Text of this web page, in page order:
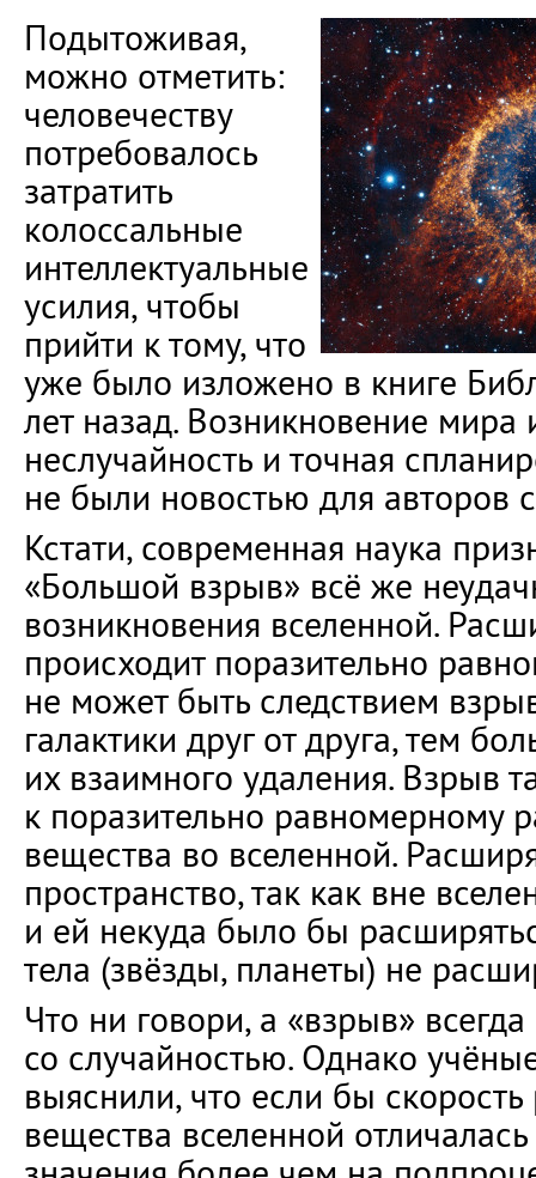
Подытоживая,
можно отметить:
человечеству
потребовалось
затратить
колоссальные
интеллектуальные
усилия, чтобы
прийти к тому, что
уже было изложено в книге
лет назад. Возникновение мира
неслучайность и точная
не были новостью для авторов
Кстати, современная наука
«Большой взрыв» всё же
возникновения вселенной.
происходит поразительно
не может быть следствием
галактики друг от друга, тем
их взаимного удаления. Взрыв
к поразительно равномерному
вещества во вселенной.
пространство, так как вне
и ей некуда было бы
тела (звёзды, планеты) не
Что ни говори, а «взрыв»
со случайностью. Однако
выяснили, что если бы
вещества вселенной